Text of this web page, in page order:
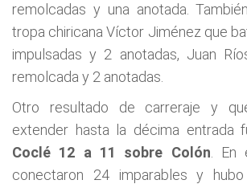
remolcadas y una anotada.
tropa chiricana Víctor Jiménez que
impulsadas y 2 anotadas, Juan
remolcada y 2 anotadas.
Otro resultado de carreraje y
extender hasta la décima entrada
Coclé 12 a 11 sobre Colón .
conectaron 24 imparables y